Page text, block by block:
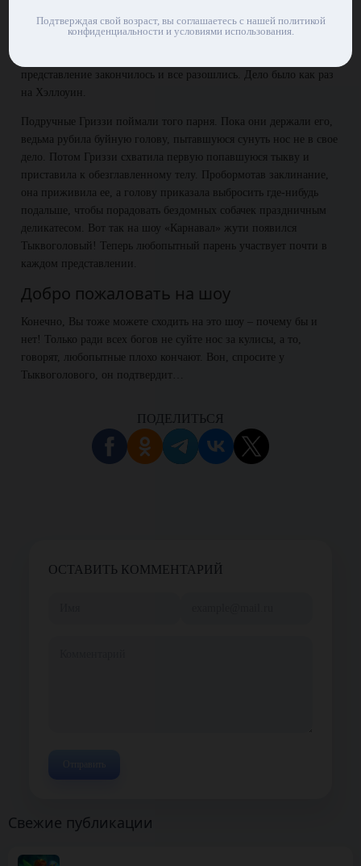
Не пытайтесь узнать о шоу и его участниках больше, чем
представление закончилось и все разошлись. Дело было как раз
на Хэллоуин.
Подручные Гриззи поймали того парня. Пока они держали его,
ведьма рубила буйную голову, пытавшуюся сунуть нос не в свое
дело. Потом Гриззи схватила первую попавшуюся тыкву и
приставила к обезглавленному телу. Пробормотав заклинание,
она приживила ее, а голову приказала выбросить где-нибудь
подальше, чтобы порадовать бездомных собачек праздничным
деликатесом. Вот так на шоу «Карнавал» жути появился
Тыквоголовый! Теперь любопытный парень участвует почти в
каждом представлении.
Добро пожаловать на шоу
Конечно, Вы тоже можете сходить на это шоу – почему бы и
нет! Только ради всех богов не суйте нос за кулисы, а то,
говорят, любопытные плохо кончают. Вон, спросите у
Тыквоголового, он подтвердит…
ПОДЕЛИТЬСЯ
ОСТАВИТЬ КОММЕНТАРИЙ
Свежие публикации
Подтверждая свой возраст, вы соглашаетесь с нашей политикой
конфиденциальности и условиями использования.